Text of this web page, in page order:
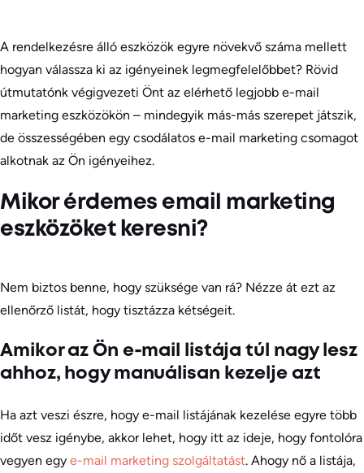
A rendelkezésre álló eszközök egyre növekvő száma mellett
hogyan válassza ki az igényeinek legmegfelelőbbet? Rövid
útmutatónk végigvezeti Önt az elérhető legjobb e-mail
marketing eszközökön – mindegyik más-más szerepet játszik,
de összességében egy csodálatos e-mail marketing csomagot
alkotnak az Ön igényeihez.
Mikor érdemes email marketing
eszközöket keresni?
Nem biztos benne, hogy szüksége van rá? Nézze át ezt az
ellenőrző listát, hogy tisztázza kétségeit.
Amikor az Ön e-mail listája túl nagy lesz
ahhoz, hogy manuálisan kezelje azt
Ha azt veszi észre, hogy e-mail listájának kezelése egyre több
időt vesz igénybe, akkor lehet, hogy itt az ideje, hogy fontolóra
vegyen egy e-mail marketing szolgáltatást. Ahogy nő a listája,